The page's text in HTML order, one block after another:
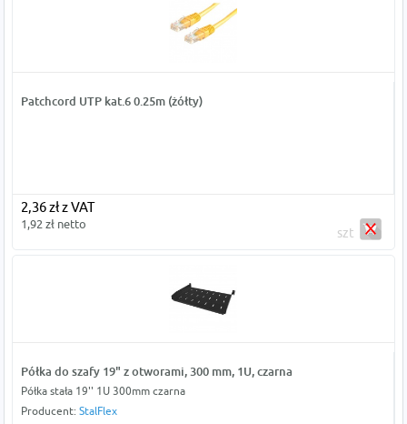
Patchcord UTP kat.6 0.25m (żółty)
2,36 zł z VAT
1,92 zł netto
szt
Półka do szafy 19" z otworami, 300 mm, 1U, czarna
Półka stała 19'' 1U 300mm czarna
Producent: StalFlex